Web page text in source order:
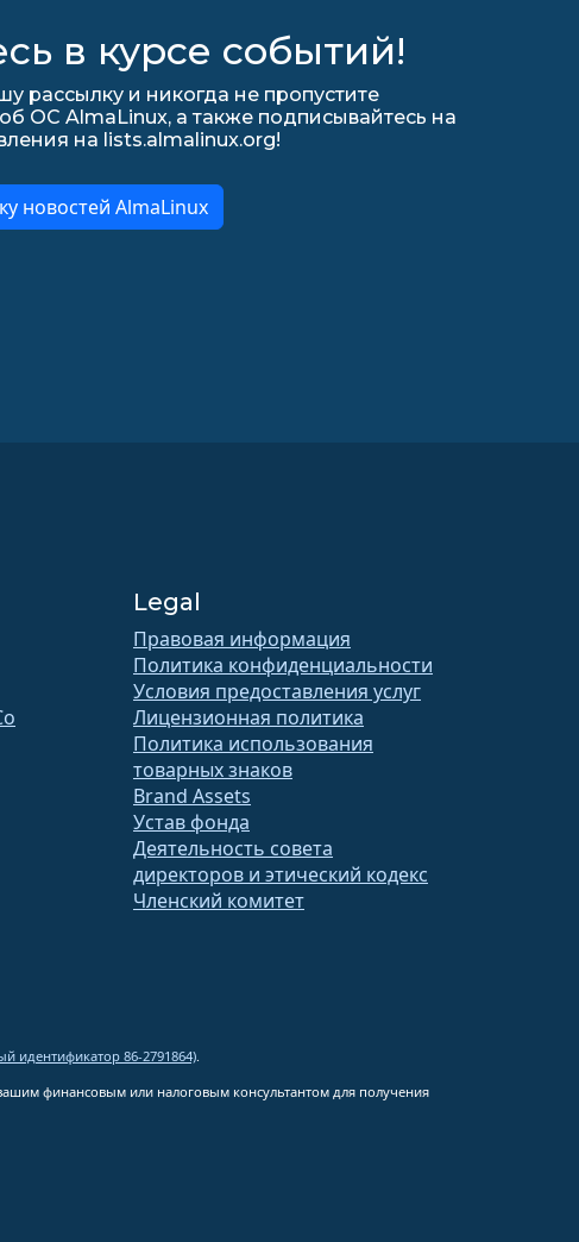
в курсе событий!
рассылку и никогда не пропустите
ОС AlmaLinux, а также подписывайтесь на
на lists.almalinux.org!
новостей AlmaLinux
Legal
Правовая информация
Политика конфиденциальности
Условия предоставления услуг
Лицензионная политика
Политика использования
товарных знаков
Brand Assets
Устав фонда
Деятельность совета
директоров и этический кодекс
Членский комитет
идентификатор 86-2791864).
финансовым или налоговым консультантом для получения